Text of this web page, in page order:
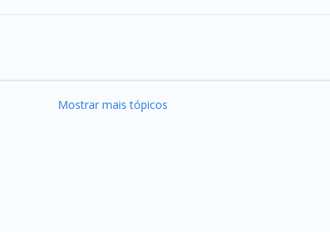
Mostrar mais tópicos